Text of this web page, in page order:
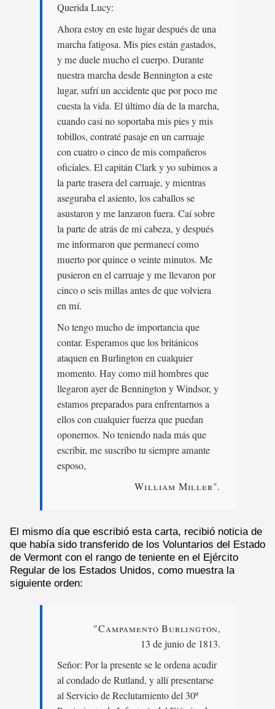
Querida Lucy:
Ahora estoy en este lugar después de una
marcha fatigosa. Mis pies están gastados,
y me duele mucho el cuerpo. Durante
nuestra marcha desde Bennington a este
lugar, sufrí un accidente que por poco me
cuesta la vida. El último día de la marcha,
cuando casi no soportaba mis pies y mis
tobillos, contraté pasaje en un carruaje
con cuatro o cinco de mis compañeros
oficiales. El capitán Clark y yo subimos a
la parte trasera del carruaje, y mientras
aseguraba el asiento, los caballos se
asustaron y me lanzaron fuera. Caí sobre
la parte de atrás de mi cabeza, y después
me informaron que permanecí como
muerto por quince o veinte minutos. Me
pusieron en el carruaje y me llevaron por
cinco o seis millas antes de que volviera
en mí.
No tengo mucho de importancia que
contar. Esperamos que los británicos
ataquen en Burlington en cualquier
momento. Hay como mil hombres que
llegaron ayer de Bennington y Windsor, y
estamos preparados para enfrentarnos a
ellos con cualquier fuerza que puedan
oponernos. No teniendo nada más que
escribir, me suscribo tu siempre amante
esposo,
William Miller".
El mismo día que escribió esta carta, recibió noticia de
que había sido transferido de los Voluntarios del Estado
de Vermont con el rango de teniente en el Ejército
Regular de los Estados Unidos, como muestra la
siguiente orden:
"Campamento Burlington,
13 de junio de 1813.
Señor: Por la presente se le ordena acudir
al condado de Rutland, y allí presentarse
al Servicio de Reclutamiento del 30º